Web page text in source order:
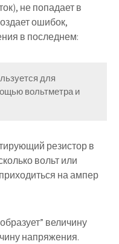
не попадает в
ошибок,
в последнем:
для
вольтметра и
резистор в
вольт или
на ампер
величину
напряжения.